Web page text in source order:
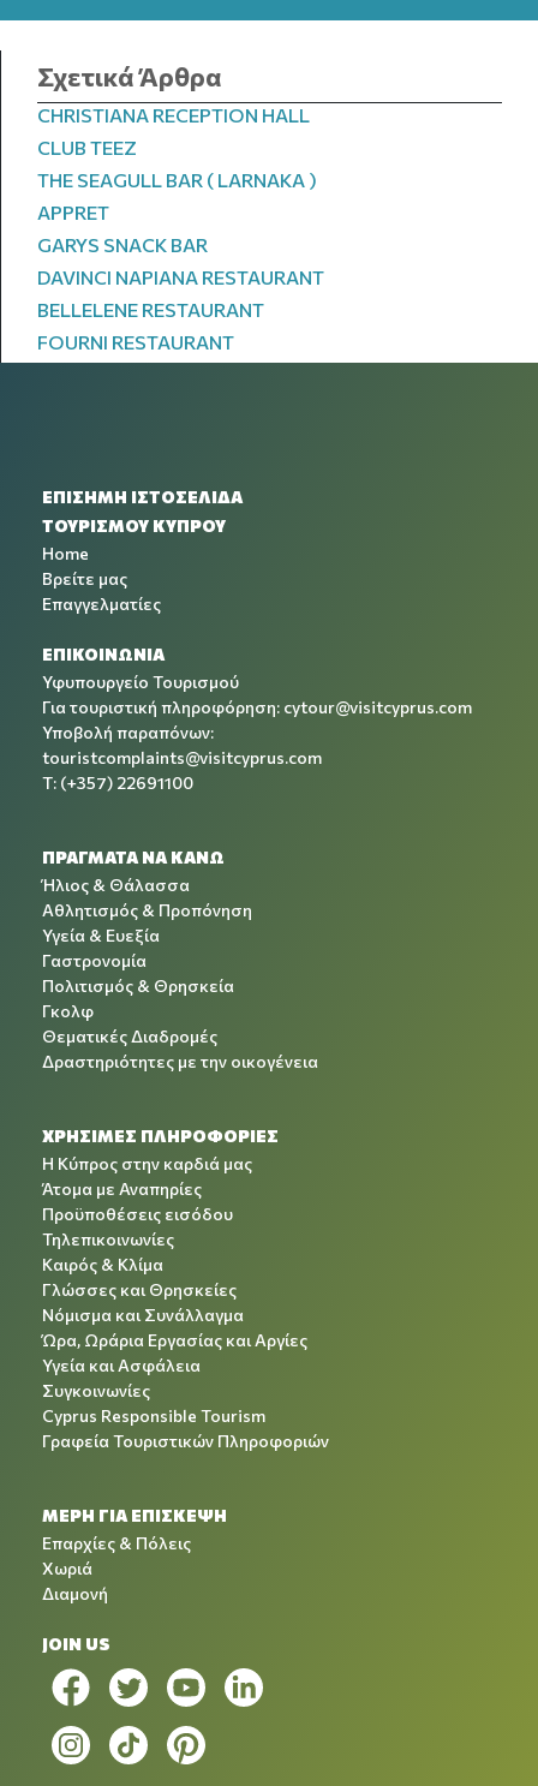
Σχετικά Άρθρα
CHRISTIANA RECEPTION HALL
CLUB TEEZ
THE SEAGULL BAR ( LARNAKA )
APPRET
GARYS SNACK BAR
DAVINCI NAPIANA RESTAURANT
BELLELENE RESTAURANT
FOURNI RESTAURANT
ΕΠΙΣΗΜΗ ΙΣΤΟΣΕΛΙΔΑ
ΤΟΥΡΙΣΜΟΥ ΚΥΠΡΟΥ
Home
Βρείτε μας
Επαγγελματίες
ΕΠΙΚΟΙΝΩΝΙΑ
Υφυπουργείο Τουρισμού
Για τουριστική πληροφόρηση: cytour@visitcyprus.com
Υποβολή παραπόνων:
touristcomplaints@visitcyprus.com
T: (+357) 22691100
ΠΡΑΓΜΑΤΑ ΝΑ ΚΑΝΩ
Ήλιος & Θάλασσα
Αθλητισμός & Προπόνηση
Υγεία & Ευεξία
Γαστρονομία
Πολιτισμός & Θρησκεία
Γκολφ
Θεματικές Διαδρομές
Δραστηριότητες με την οικογένεια
ΧΡΉΣΙΜΕΣ ΠΛΗΡΟΦΟΡΊΕΣ
Η Κύπρος στην καρδιά μας
Άτομα με Αναπηρίες
Προϋποθέσεις εισόδου
Τηλεπικοινωνίες
Καιρός & Κλίμα
Γλώσσες και Θρησκείες
Νόμισμα και Συνάλλαγμα
Ώρα, Ωράρια Εργασίας και Αργίες
Υγεία και Ασφάλεια
Συγκοινωνίες
Cyprus Responsible Tourism
Γραφεία Τουριστικών Πληροφοριών
ΜΕΡΗ ΓΙΑ ΕΠΙΣΚΕΨΗ
Επαρχίες & Πόλεις
Χωριά
Διαμονή
JOIN US